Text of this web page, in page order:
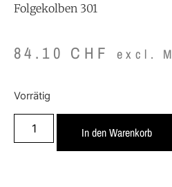
Folgekolben 301
84.10 CHF excl.
Vorrätig
In den Warenkorb